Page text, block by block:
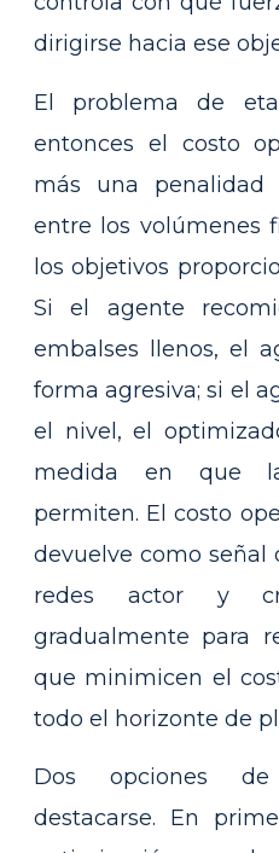
dirigirse hacia ese
El problema de
entonces el costo
más una penalidad
entre los volúmenes
los objetivos
Si el agente
embalses llenos, el
forma agresiva; si el
el nivel, el
medida en que
permiten. El costo
devuelve como señal
redes actor y
gradualmente para
que minimicen el
todo el horizonte de
Dos opciones
destacarse. En